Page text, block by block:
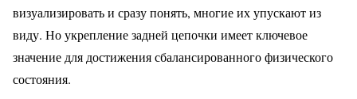
визуализировать и сразу понять, многие их упускают из
виду. Но укрепление задней цепочки имеет ключевое
значение для достижения сбалансированного физического
состояния.